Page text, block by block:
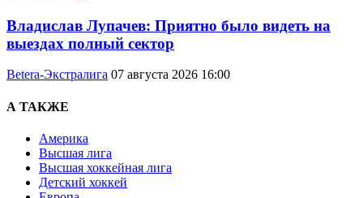
Владислав Лупачев: Приятно было видеть на
выездах полный сектор
Betera-Экстралига 07 августа 2026 16:00
А ТАКЖЕ
Америка
Высшая лига
Высшая хоккейная лига
Детский хоккей